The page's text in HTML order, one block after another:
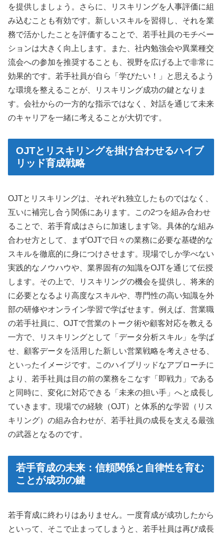
を提供しましょう。さらに、リスキリングを人事評価に組
み込むことも有効です。新しいスキルを習得し、それを業
務で活かしたことを評価することで、若手社員のモチベー
ションは大きく向上します。また、社内勉強会や異業種交
流会への参加を推奨することも、視野を広げる上で非常に
効果的です。若手社員が自ら「学びたい！」と思えるよう
な環境を整えることが、リスキリング成功の鍵となりま
す。会社からの一方的な指示ではなく、対話を通じて未来
のキャリアを一緒に考えることが大切です。
OJTとリスキリングを掛け合わせるハイブ
リッド育成戦略
OJTとリスキリングは、それぞれ独立したものではなく、
互いに補完し合う関係にあります。この2つを組み合わせ
ることで、若手育成はさらに加速します🚀。具体的な組み
合わせ方として、まずOJTで日々の業務に必要な基礎的な
スキルを徹底的に身につけさせます。現場でしか学べない
実践的なノウハウや、業界固有の知識をOJTを通じて伝授
します。その上で、リスキリングの機会を提供し、将来的
に必要となるより高度なスキルや、専門性の高い知識を外
部の研修やオンライン学習で学ばせます。例えば、営業職
の若手社員に、OJTで営業のトーク術や顧客対応を教える
一方で、リスキリングとして「データ分析スキル」を学ば
せ、顧客データを活用した新しい営業戦略を考えさせる、
といったイメージです。このハイブリッドなアプローチに
より、若手社員は目の前の業務をこなす「即戦力」である
と同時に、変化に対応できる「未来の担い手」へと成長し
ていきます。現場での経験（OJT）と体系的な学習（リス
キリング）の組み合わせが、若手社員の成長を支える最強
の武器となるのです。
若手育成の未来：信頼関係と自律性を育む
ことが成功の鍵
若手育成に終わりはありません。一度育成が成功したから
といって、そこで止まってしまうと、若手社員は再び成長